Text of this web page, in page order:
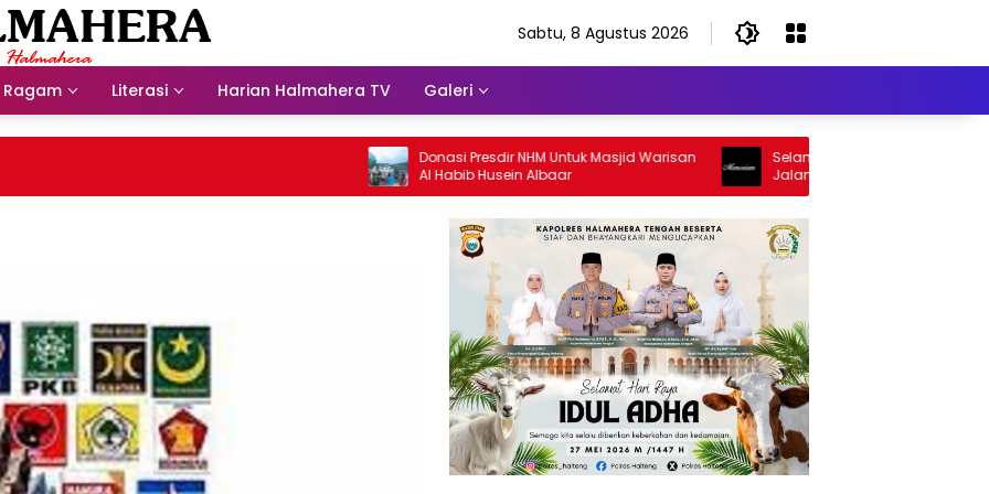
Sabtu, 8 Agustus 2026
Ragam Literasi Harian Halmahera TV Galeri
Donasi Presdir NHM Untuk Masjid Warisan
Al Habib Husein Albaar
Selamat Jalan Sang Inspirator,
Jalan Abangku Yuslam Idris